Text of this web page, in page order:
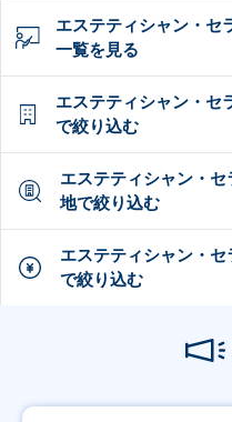
エステティシャン・セ
一覧を見る
エステティシャン・セ
で絞り込む
エステティシャン・
地で絞り込む
エステティシャン・
で絞り込む